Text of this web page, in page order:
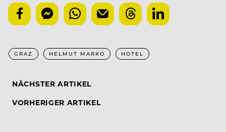
GRAZ HELMUT MARKO HOTEL
NÄCHSTER ARTIKEL
VORHERIGER ARTIKEL